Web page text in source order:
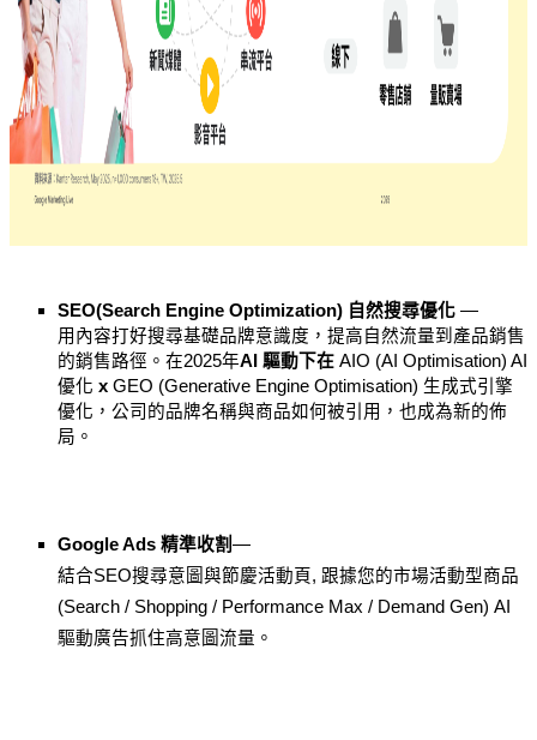
SEO(Search Engine Optimization) 自然搜尋優化 —
用內容打好搜尋基礎品牌意識度，提高自然流量到產品銷售
的銷售路徑。在2025年AI 驅動下在 AIO (AI Optimisation) AI
優化 x GEO (Generative Engine Optimisation) 生成式引擎
優化，公司的品牌名稱與商品如何被引用，也成為新的佈
局。
Google Ads 精準收割—
結合SEO搜尋意圖與節慶活動頁, 跟據您的市場活動型商品
(Search / Shopping / Performance Max / Demand Gen) AI
驅動廣告抓住高意圖流量。